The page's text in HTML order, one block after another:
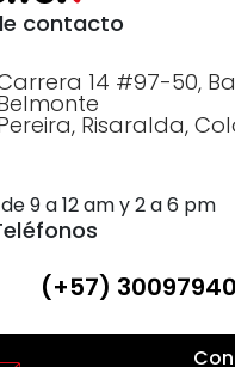
contacto
14 #97-50,
Risaralda,
9 a 12 am y 2 a 6 pm
(+57)